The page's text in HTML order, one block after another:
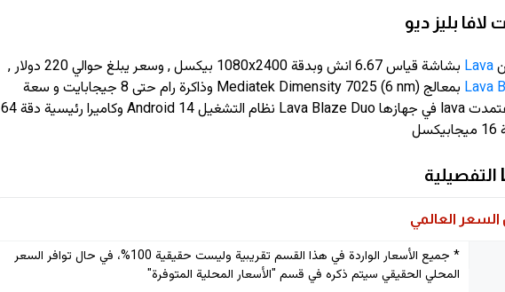
بليز ديو
Lava بشاشة قياس 6.67 انش وبدقة 1080x2400 بيكسل , وسعر يبلغ حوالي 220 دولار
,
Lava
بمعالج Mediatek Dimensity 7025 (6 nm) وذاكرة رام حتى 8 جيجابايت و سعة
تخزين حتى 128 جيجابايت , اعتمدت lava في جهازها Lava Blaze Duo نظام التشغيل Android 14 وكاميرا رئيسية دقة 64
العالمي
* جميع الأسعار الواردة في هذا القسم تقريبية وليست حقيقية 100%، في حال توافر السعر
المحلي الحقيقي سيتم ذكره في قسم "الأسعار المحلية المتوفرة"